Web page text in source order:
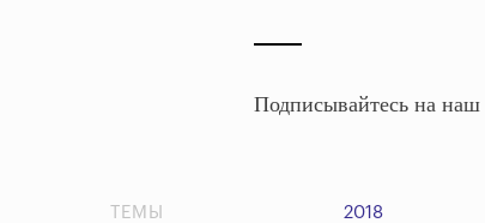
Подписывайтесь на наш
ТЕМЫ 2018